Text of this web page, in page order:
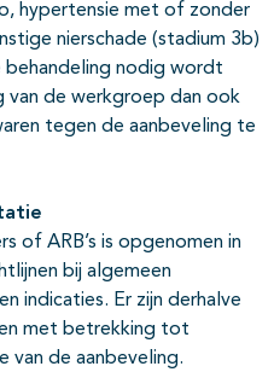
hypertensie met of zonder
nierschade (stadium 3b)
nodig wordt
van de werkgroep dan ook
tegen de aanbeveling te
of ARB’s is opgenomen in
bij algemeen
indicaties. Er zijn derhalve
met betrekking tot
van de aanbeveling.